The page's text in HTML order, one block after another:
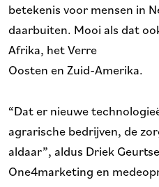
betekenis voor mensen in
daarbuiten. Mooi als dat
Afrika, het Verre
Oosten en Zuid-Amerika.
“Dat er nieuwe
agrarische bedrijven, de
aldaar”, aldus Driek
One4marketing en